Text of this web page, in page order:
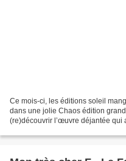
Ce mois-ci, les éditions soleil
dans une jolie Chaos édition
(re)découvrir l’œuvre déjantée qui